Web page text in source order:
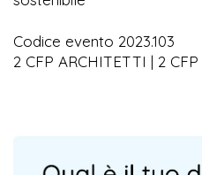
Codice evento 2023.103
2 CFP ARCHITETTI | 2 CFP